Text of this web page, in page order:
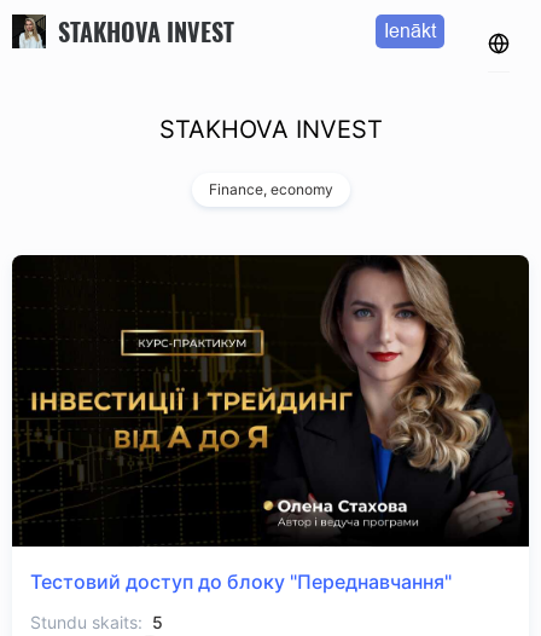
STAKHOVA INVEST Ienākt
STAKHOVA INVEST
Finance, economy
Тестовий доступ до блоку "Переднавчання"
Stundu skaits: 5